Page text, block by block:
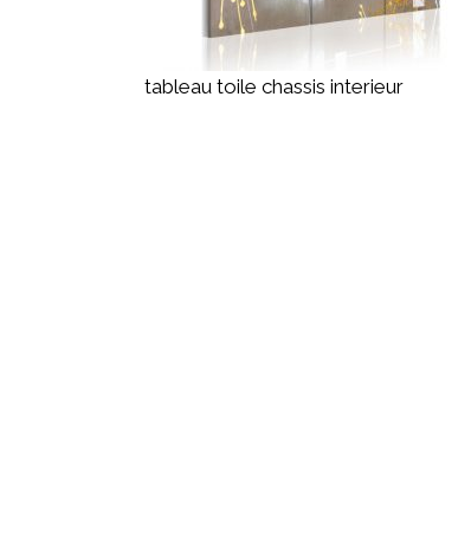
tableau toile chassis interieur